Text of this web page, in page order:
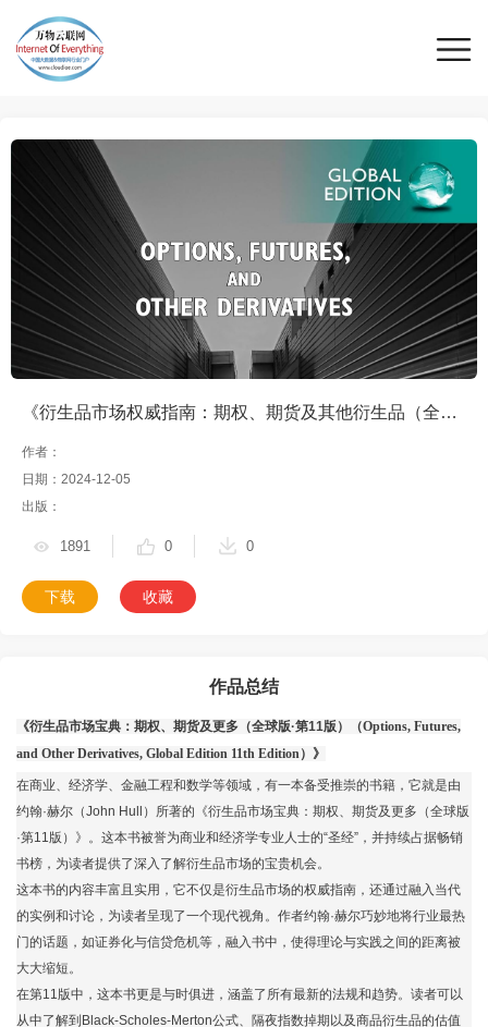
《衍生品市场权威指南：期权、期货及其他衍生品（全球版·第11版）》
作者：
日期：2024-12-05
出版：
下载 收藏
1891 0 0
作品总结
《衍生品市场宝典：期权、期货及更多（全球版·第11版）（Options, Futures,
and Other Derivatives, Global Edition 11th Edition）》
在商业、经济学、金融工程和数学等领域，有一本备受推崇的书籍，它就是由
约翰·赫尔（John Hull）所著的《衍生品市场宝典：期权、期货及更多（全球版
·第11版）》。这本书被誉为商业和经济学专业人士的“圣经”，并持续占据畅销
书榜，为读者提供了深入了解衍生品市场的宝贵机会。
这本书的内容丰富且实用，它不仅是衍生品市场的权威指南，还通过融入当代
的实例和讨论，为读者呈现了一个现代视角。作者约翰·赫尔巧妙地将行业最热
门的话题，如证券化与信贷危机等，融入书中，使得理论与实践之间的距离被
大大缩短。
在第11版中，这本书更是与时俱进，涵盖了所有最新的法规和趋势。读者可以
从中了解到Black-Scholes-Merton公式、隔夜指数掉期以及商品衍生品的估值